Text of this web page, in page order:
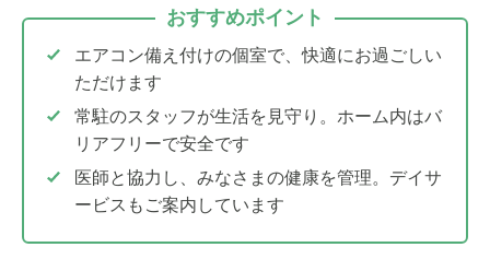
おすすめポイント
エアコン備え付けの個室で、快適にお過ごしい
ただけます
常駐のスタッフが生活を見守り。ホーム内はバ
リアフリーで安全です
医師と協力し、みなさまの健康を管理。デイサ
ービスもご案内しています